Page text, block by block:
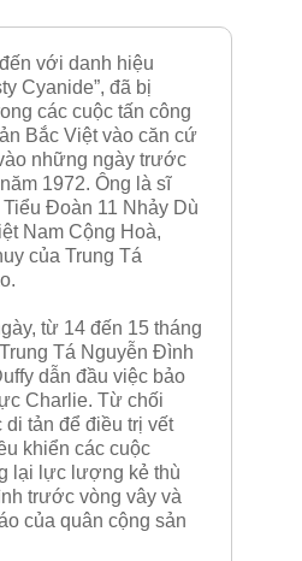
với danh hiệu
Cyanide”, đã bị
các cuộc tấn công
Bắc Việt vào căn cứ
những ngày trước
1972. Ông là sĩ
Đoàn 11 Nhảy Dù
Nam Cộng Hoà,
của Trung Tá
từ 14 đến 15 tháng
Tá Nguyễn Đình
dẫn đầu việc bảo
Charlie. Từ chối
tản để điều trị vết
khiển các cuộc
lại lực lượng kẻ thù
trước vòng vây và
của quân cộng sản